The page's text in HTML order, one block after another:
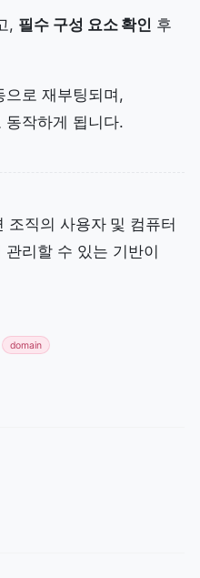
, 필수 구성 요소 확인 후
으로 재부팅되며,
동작하게 됩니다.
직의 사용자 및 컴퓨터
리할 수 있는 기반이
domain